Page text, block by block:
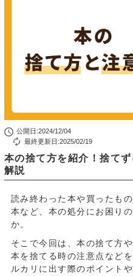
公開日:2024/12/04
最終更新日:2025/02/19
本の捨て方を紹介！捨て
解説
読み終わった本や買ったも
本など、本の処分にお困り
か。
そこで今回は、本の捨て方
本を捨てる時の注意点など
ルカリに出す際のポイント